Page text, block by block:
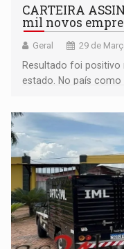
CARTEIRA
mil novos
Geral 29 de
Resultado foi
estado. No país
histórica, e o estoque